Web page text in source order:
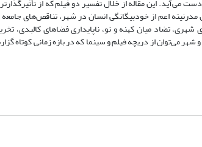
اعم از خودبیگانگی انسان در شهر، تناقص‌های
شهری، تضاد میان کهنه و نو، ناپایداری فضاهای کالبدی،
می‌توان از دریچه فیلم و سینما که در بازه زمانی کوتاه